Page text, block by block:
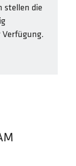
stellen die
Verfügung.